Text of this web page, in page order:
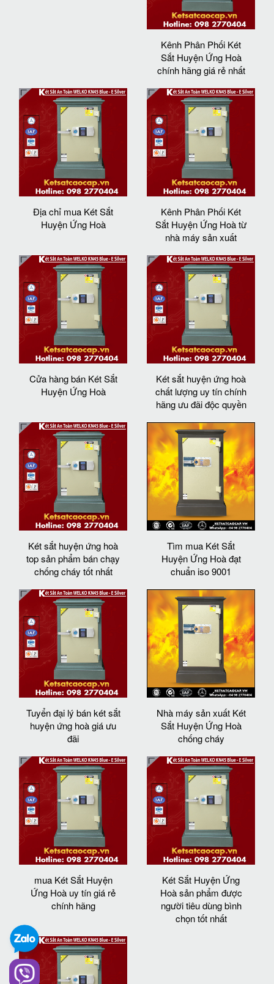
Kênh Phân Phối Két
Sắt Huyện Ứng Hoà
chính hãng giá rẻ nhất
Địa chỉ mua Két Sắt
Huyện Ứng Hoà
Kênh Phân Phối Két
Sắt Huyện Ứng Hoà từ
nhà máy sản xuất
Cửa hàng bán Két Sắt
Huyện Ứng Hoà
Két sắt huyện ứng hoà
chất lượng uy tín chính
hãng ưu đãi độc quyền
Két sắt huyện ứng hoà
top sản phẩm bán chạy
chống cháy tốt nhất
Tìm mua Két Sắt
Huyện Ứng Hoà đạt
chuẩn iso 9001
Tuyển đại lý bán két sắt
huyện ứng hoà giá ưu
đãi
Nhà máy sản xuất Két
Sắt Huyện Ứng Hoà
chống cháy
mua Két Sắt Huyện
Ứng Hoà uy tín giá rẻ
chính hãng
Két Sắt Huyện Ứng
Hoà sản phẩm được
người tiêu dùng bình
chọn tốt nhất